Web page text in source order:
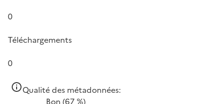
0
Téléchargements
0
Qualité des métadonnées:
Bon (67 %)